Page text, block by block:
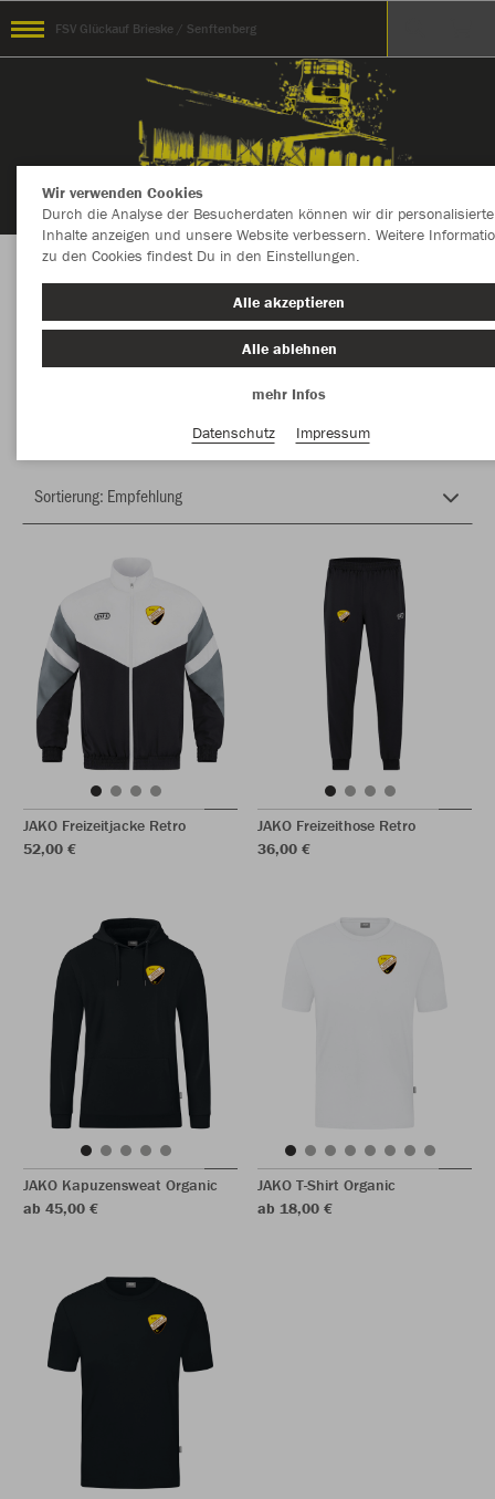
FSV Glückauf Brieske / Senftenberg
Herzlich Willkommen im Teamshop FSV
Glückauf Brieske / Senftenberg
JAKO Freizeitjacke Retro
52,00 €
JAKO Freizeithose Retro
36,00 €
JAKO Kapuzensweat Organic
ab 45,00 €
JAKO T-Shirt Organic
ab 18,00 €
Wir verwenden Cookies
Durch die Analyse der Besucherdaten können wir dir personalisierte
Inhalte anzeigen und unsere Website verbessern. Weitere
zu den Cookies findest Du in den Einstellungen.
Alle akzeptieren
Alle ablehnen
mehr Infos
Datenschutz
Impressum